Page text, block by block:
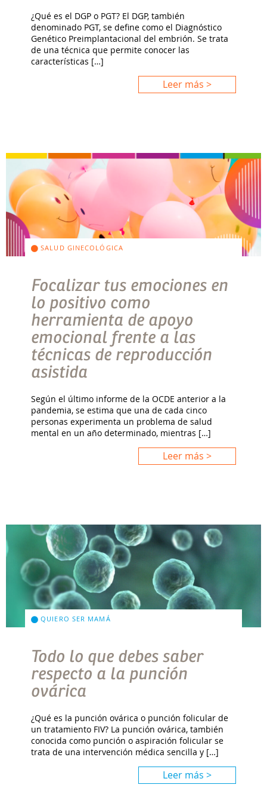
¿Qué es el DGP o PGT? El DGP, también
denominado PGT, se define como el Diagnóstico
Genético Preimplantacional del embrión. Se trata
de una técnica que permite conocer las
características […]
Leer más >
SALUD GINECOLÓGICA
Focalizar tus emociones en
lo positivo como
herramienta de apoyo
emocional frente a las
técnicas de reproducción
asistida
Según el último informe de la OCDE anterior a la
pandemia, se estima que una de cada cinco
personas experimenta un problema de salud
mental en un año determinado, mientras […]
Leer más >
QUIERO SER MAMÁ
Todo lo que debes saber
respecto a la punción
ovárica
¿Qué es la punción ovárica o punción folicular de
un tratamiento FIV? La punción ovárica, también
conocida como punción o aspiración folicular se
trata de una intervención médica sencilla y […]
Leer más >